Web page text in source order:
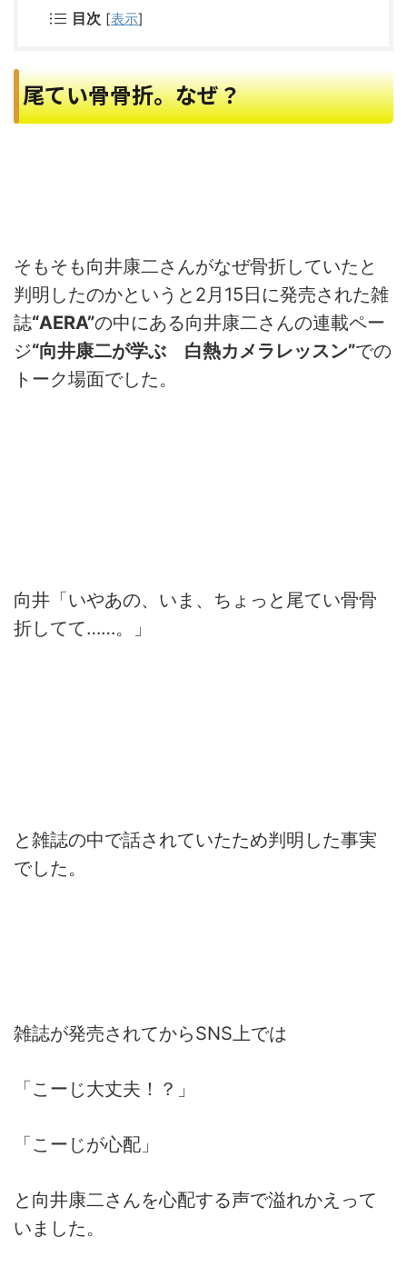
目次 [表示]
尾てい骨骨折。なぜ？
そもそも向井康二さんがなぜ骨折していたと
判明したのかというと2月15日に発売された雑
誌“AERA”の中にある向井康二さんの連載ペー
ジ“向井康二が学ぶ 白熱カメラレッスン”での
トーク場面でした。
向井「いやあの、いま、ちょっと尾てい骨骨
折してて……。」
と雑誌の中で話されていたため判明した事実
でした。
雑誌が発売されてからSNS上では
「こーじ大丈夫！？」
「こーじが心配」
と向井康二さんを心配する声で溢れかえって
いました。